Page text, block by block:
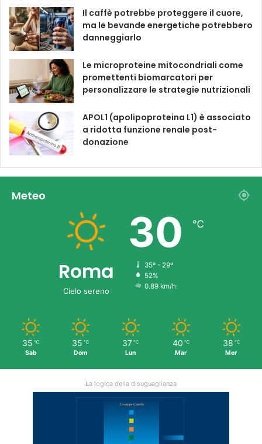
Il caffè potrebbe proteggere il cuore,
ma le bevande energetiche potrebbero
danneggiarlo
Le microproteine ​​mitocondriali come
promettenti biomarcatori per
personalizzare le strategie nutrizionali
APOL1 (apolipoproteina L1) è associato
a ridotta funzione renale post-
donazione
Meteo
Roma
Cielo sereno
30 ℃
35º - 29º
52%
0.89 km/h
35 ℃
Sab
35 ℃
Dom
37 ℃
Lun
40 ℃
Mar
38 ℃
Mer
La logica della disuguaglianza